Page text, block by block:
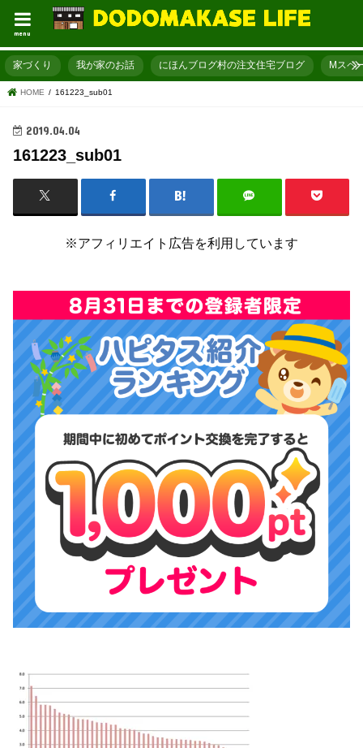
menu
家づくり 我が家のお話 にほんブログ村の注文住宅ブログ Mスペ
HOME 161223_sub01
2019.04.04
161223_sub01
※アフィリエイト広告を利用しています